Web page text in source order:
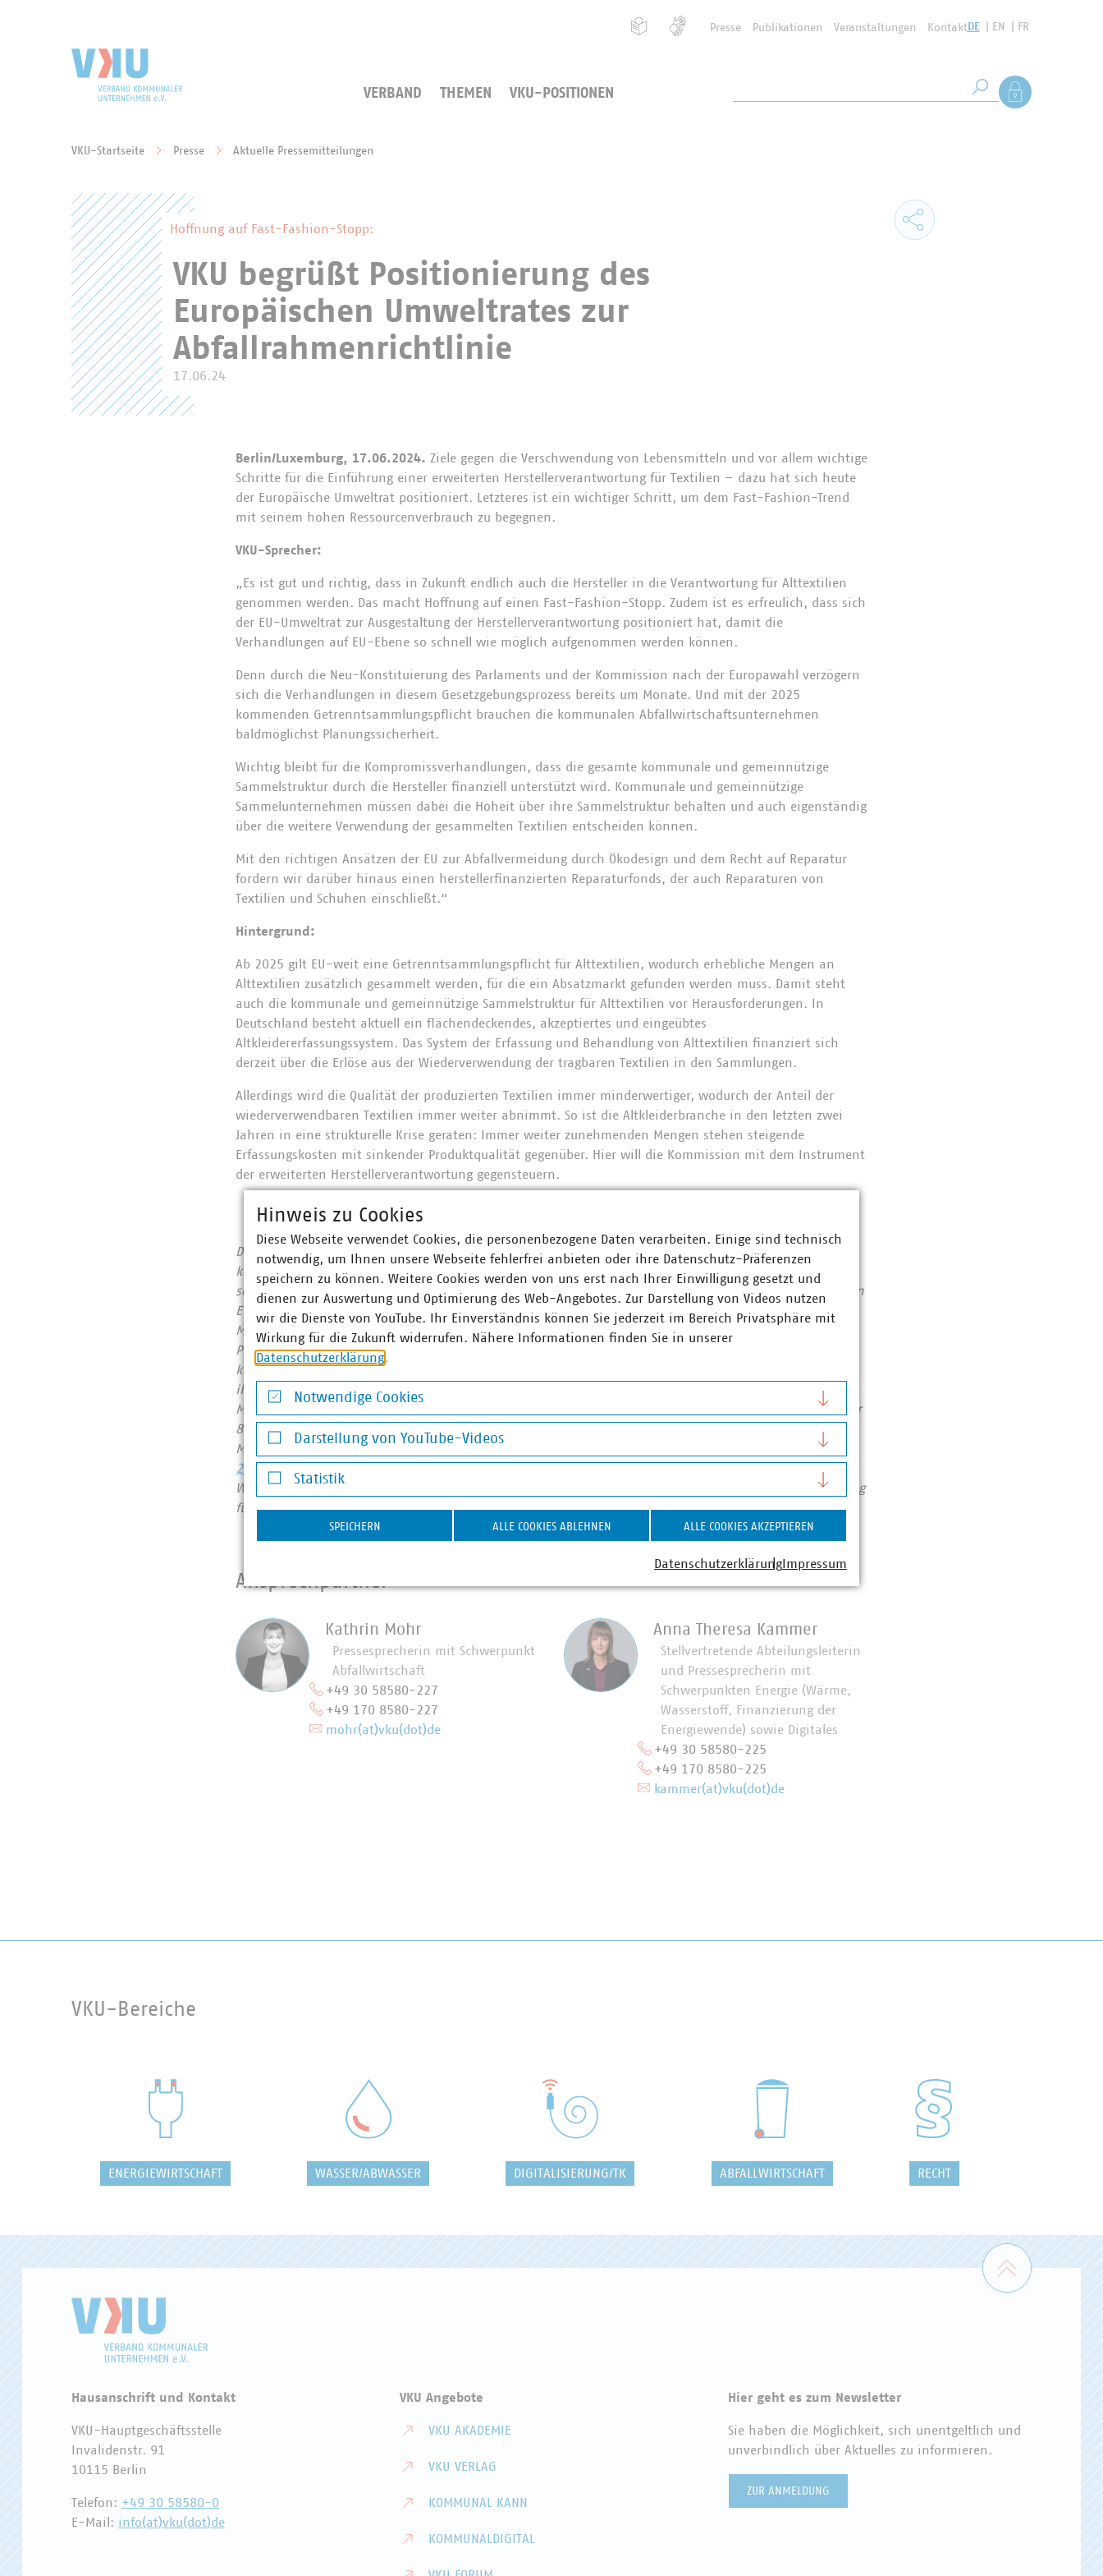
Presse Publikationen Veranstaltungen KontaktDE EN FR
VERBAND THEMEN VKU-POSITIONEN Suche starten
Als Mitglied
VKU-Startseite Presse Aktuelle Pressemitteilungen
Hoffnung auf Fast-Fashion-Stopp:
VKU begrüßt Positionierung des
Europäischen Umweltrates zur
Abfallrahmenrichtlinie
17.06.24
Berlin/Luxemburg, 17.06.2024. Ziele gegen die Verschwendung von Lebensmitteln und vor allem wichtige
Schritte für die Einführung einer erweiterten Herstellerverantwortung für Textilien – dazu hat sich heute
der Europäische Umweltrat positioniert. Letzteres ist ein wichtiger Schritt, um dem Fast-Fashion-Trend
mit seinem hohen Ressourcenverbrauch zu begegnen.
VKU-Sprecher:
„Es ist gut und richtig, dass in Zukunft endlich auch die Hersteller in die Verantwortung für Alttextilien
genommen werden. Das macht Hoffnung auf einen Fast-Fashion-Stopp. Zudem ist es erfreulich, dass sich
der EU-Umweltrat zur Ausgestaltung der Herstellerverantwortung positioniert hat, damit die
Verhandlungen auf EU-Ebene so schnell wie möglich aufgenommen werden können.
Denn durch die Neu-Konstituierung des Parlaments und der Kommission nach der Europawahl verzögern
sich die Verhandlungen in diesem Gesetzgebungsprozess bereits um Monate. Und mit der 2025
kommenden Getrenntsammlungspflicht brauchen die kommunalen Abfallwirtschaftsunternehmen
baldmöglichst Planungssicherheit.
Wichtig bleibt für die Kompromissverhandlungen, dass die gesamte kommunale und gemeinnützige
Sammelstruktur durch die Hersteller finanziell unterstützt wird. Kommunale und gemeinnützige
Sammelunternehmen müssen dabei die Hoheit über ihre Sammelstruktur behalten und auch eigenständig
über die weitere Verwendung der gesammelten Textilien entscheiden können.
Mit den richtigen Ansätzen der EU zur Abfallvermeidung durch Ökodesign und dem Recht auf Reparatur
fordern wir darüber hinaus einen herstellerfinanzierten Reparaturfonds, der auch Reparaturen von
Textilien und Schuhen einschließt.“
Hintergrund:
Ab 2025 gilt EU-weit eine Getrenntsammlungspflicht für Alttextilien, wodurch erhebliche Mengen an
Alttextilien zusätzlich gesammelt werden, für die ein Absatzmarkt gefunden werden muss. Damit steht
auch die kommunale und gemeinnützige Sammelstruktur für Alttextilien vor Herausforderungen. In
Deutschland besteht aktuell ein flächendeckendes, akzeptiertes und eingeübtes
Altkleidererfassungssystem. Das System der Erfassung und Behandlung von Alttextilien finanziert sich
derzeit über die Erlöse aus der Wiederverwendung der tragbaren Textilien in den Sammlungen.
Allerdings wird die Qualität der produzierten Textilien immer minderwertiger, wodurch der Anteil der
wiederverwendbaren Textilien immer weiter abnimmt. So ist die Altkleiderbranche in den letzten zwei
Jahren in eine strukturelle Krise geraten: Immer weiter zunehmenden Mengen stehen steigende
Erfassungskosten mit sinkender Produktqualität gegenüber. Hier will die Kommission mit dem Instrument
der erweiterten Herstellerverantwortung gegensteuern.
Der Verband kommunaler Unternehmen e. V. (VKU) vertritt über 1.550 Stadtwerke und
kommunalwirtschaftliche Unternehmen in den Bereichen Energie, Wasser/Abwasser, Abfallwirtschaft
sowie Telekommunikation. Mit über 300.000 Beschäftigten wurden 2021 Umsatzerlöse von 141 Milliarden
Euro erwirtschaftet und mehr als 17 Milliarden Euro investiert. Im Endkundensegment haben die VKU-
Mitgliedsunternehmen signifikante Marktanteile in zentralen Ver- und Entsorgungsbereichen: Strom 66
Prozent, Gas 60 Prozent, Wärme 88 Prozent, Trinkwasser 89 Prozent, Abwasser 45 Prozent. Die
kommunale Abfallwirtschaft entsorgt jeden Tag 31.500 Tonnen Abfall und hat seit 1990 rund 78 Prozent
ihrer CO2-Emissionen eingespart – damit ist sie der Hidden Champion des Klimaschutzes. Immer mehr
Mitgliedsunternehmen engagieren sich im Breitbandausbau: 206 Unternehmen investieren pro Jahr über
822 Millionen Euro. Künftig wollen 80 Prozent der kommunalen Unternehmen den
Mobilfunkunternehmen Anschlüsse für Antennen an ihr Glasfasernetz anbieten.
Zahlen Daten Fakten
2023
Wir halten Deutschland am Laufen – denn nichts geschieht, wenn es nicht vor Ort passiert: Unser Beitrag
für heute und morgen: #Daseinsvorsorge. Unsere Positionen:
www.vku.de
Ansprechpartner
Kathrin Mohr
Pressesprecherin mit Schwerpunkt
Abfallwirtschaft
+49 30 58580-227
+49 170 8580-227
mohr(at)vku(dot)de
Anna Theresa Kammer
Stellvertretende Abteilungsleiterin
und Pressesprecherin mit
Schwerpunkten Energie (Wärme,
Wasserstoff, Finanzierung der
Energiewende) sowie Digitales
+49 30 58580-225
+49 170 8580-225
kammer(at)vku(dot)de
VKU-Bereiche
ENERGIEWIRTSCHAFT WASSER/ABWASSER DIGITALISIERUNG/TK ABFALLWIRTSCHAFT RECHT
Zum
Hausanschrift und Kontakt
VKU-Hauptgeschäftsstelle
Invalidenstr. 91
10115 Berlin
Telefon: +49 30 58580-0
E-Mail: info(at)vku(dot)de
VKU Angebote
VKU AKADEMIE
VKU VERLAG
KOMMUNAL KANN
KOMMUNALDIGITAL
Hier geht es zum Newsletter
Sie haben die Möglichkeit, sich unentgeltlich und
unverbindlich über Aktuelles zu informieren.
ZUR ANMELDUNG
Hinweis zu Cookies
Diese Webseite verwendet Cookies, die personenbezogene Daten verarbeiten. Einige sind technisch
notwendig, um Ihnen unsere Webseite fehlerfrei anbieten oder ihre Datenschutz-Präferenzen
speichern zu können. Weitere Cookies werden von uns erst nach Ihrer Einwilligung gesetzt und
dienen zur Auswertung und Optimierung des Web-Angebotes. Zur Darstellung von Videos nutzen
wir die Dienste von YouTube. Ihr Einverständnis können Sie jederzeit im Bereich Privatsphäre mit
Wirkung für die Zukunft widerrufen. Nähere Informationen finden Sie in unserer
Datenschutzerklärung.
Notwendige Cookies
Notwendige Cookies
Darstellung von YouTube-Videos
Darstellung von YouTube-Videos
Statistik
Statistik
SPEICHERN ALLE COOKIES ABLEHNEN ALLE COOKIES AKZEPTIEREN
Datenschutzerklärung Impressum